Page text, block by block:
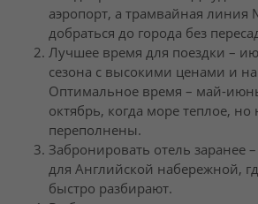
аэропорт, а трамвайная линия
добраться до города без
Лучшее время для поездки –
сезона с высокими ценами и
Оптимальное время – май-
октябрь, когда море теплое,
переполнены.
Забронировать отель заранее
для Английской набережной,
быстро разбирают.